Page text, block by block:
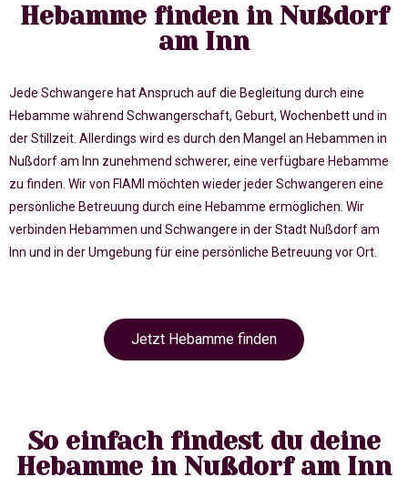
Hebamme finden in Nußdorf
am Inn
Jede Schwangere hat Anspruch auf die Begleitung durch eine
Hebamme während Schwangerschaft, Geburt, Wochenbett und in
der Stillzeit. Allerdings wird es durch den Mangel an Hebammen in
Nußdorf am Inn zunehmend schwerer, eine verfügbare Hebamme
zu finden. Wir von FIAMI möchten wieder jeder Schwangeren eine
persönliche Betreuung durch eine Hebamme ermöglichen. Wir
verbinden Hebammen und Schwangere in der Stadt Nußdorf am
Inn und in der Umgebung für eine persönliche Betreuung vor Ort.
Jetzt Hebamme finden
So einfach findest du deine
Hebamme in Nußdorf am Inn